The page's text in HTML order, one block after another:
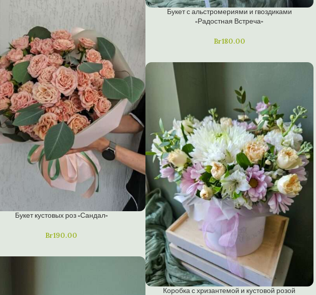
Букет с альстромериями и гвоздиками
«Радостная Встреча»
Br180.00
Букет кустовых роз «Сандал»
Br190.00
Коробка с хризантемой и кустовой розой